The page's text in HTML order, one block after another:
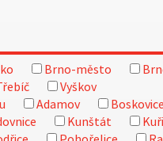
Brno-město
Vyškov
Adamov
Boskovice
Kunštát